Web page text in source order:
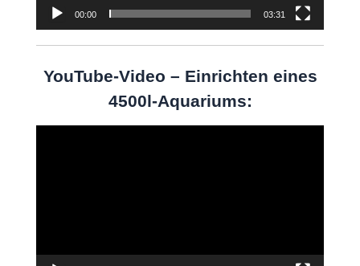
00:00 03:31
YouTube-Video – Einrichten eines
4500l-Aquariums: